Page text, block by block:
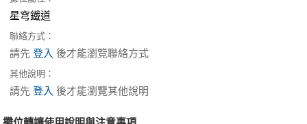
星穹鐵道
聯絡方式：
請先登入 後才能瀏覽聯絡方式
其他說明：
請先登入 後才能瀏覽其他說明